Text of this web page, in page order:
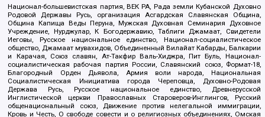
Национал-большевистская партия, ВЕК РА, Рада земли Кубанской Духовно
Родовой Державы Русь, организация Асгардская Славянская Община,
Община Капища Веды Перуна, Мужская Духовная Семинария Духовное
Учреждение, Нурджулар, К Богодержавию, Таблиги Джамаат, Свидетели
Иеговы, Русское национальное единство, Национал-социалистическое
общество, Джамаат мувахидов, Объединенный Вилайат Кабарды, Балкарии
и Карачая, Союз славян, Ат-Такфир Валь-Хиджра, Пит Буль, Национал-
социалистическая рабочая партия России, Славянский союз, Формат-18,
Благородный Орден Дьявола, Армия воли народа, Национальная
Социалистическая Инициатива города Череповца, Духовно-Родовая
Держава Русь, Русское национальное единство, Древнерусской
Инглистической церкви Православных Староверов-Инглингов, Русский
общенациональный союз, Движение против нелегальной иммиграции,
Кровь и Честь, О свободе совести и о религиозных объединениях, Омская